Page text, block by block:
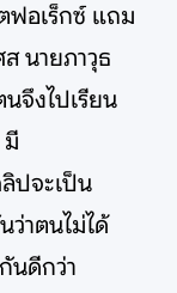
ฟอเร็กซ์ แถม
นายภาวุธ
นจึงไปเรียน
มี
ปจะเป็น
าตนไม่ได้
นดีกว่า